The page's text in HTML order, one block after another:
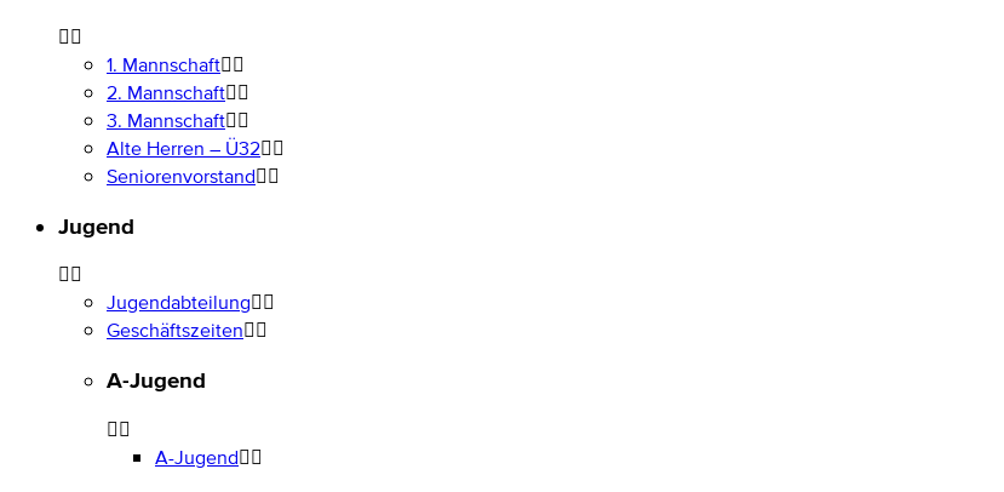
1. Mannschaft
2. Mannschaft
3. Mannschaft
Alte Herren – Ü32
Seniorenvorstand
Jugend
Jugendabteilung
Geschäftszeiten
A-Jugend
A-Jugend